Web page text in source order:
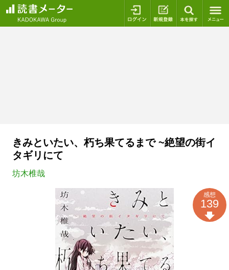
ログイン 新規登録
きみといたい、朽ち果てるまで ~絶望の街イ
タギリにて
坊木椎哉
感想
139